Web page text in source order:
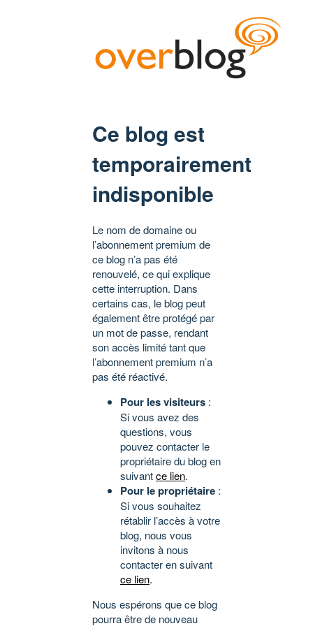
Ce blog est
temporairement
indisponible
Le nom de domaine ou
l’abonnement premium de
ce blog n’a pas été
renouvelé, ce qui explique
cette interruption. Dans
certains cas, le blog peut
également être protégé par
un mot de passe, rendant
son accès limité tant que
l’abonnement premium n’a
pas été réactivé.
Pour les visiteurs :
Si vous avez des
questions, vous
pouvez contacter le
propriétaire du blog en
suivantce lien.
Pour le propriétaire :
Si vous souhaitez
rétablir l’accès à votre
blog, nous vous
invitons à nous
contacter en suivant
ce lien.
Nous espérons que ce blog
pourra être de nouveau